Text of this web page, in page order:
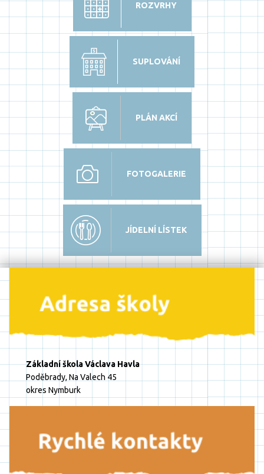
ROZVRHY
SUPLOVÁNÍ
PLÁN AKCÍ
FOTOGALERIE
JÍDELNÍ LÍSTEK
Základní škola Václava Havla
Poděbrady, Na Valech 45
okres Nymburk